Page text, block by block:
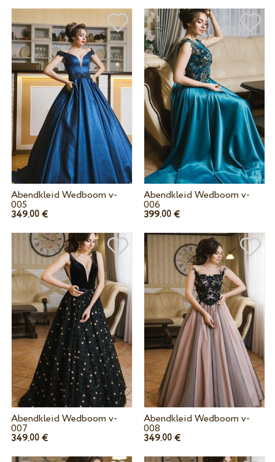
Abendkleid Wedboom v-
005
349.00€
Abendkleid Wedboom v-
006
399.00 €
Abendkleid Wedboom v-
007
349.00€
Abendkleid Wedboom v-
008
349.00 €